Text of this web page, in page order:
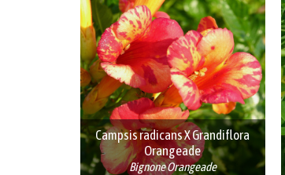
Campsis radicans X Grandiflora
Orangeade
Bignone Orangeade